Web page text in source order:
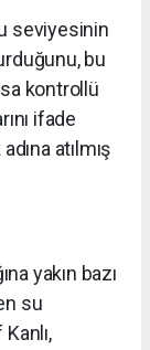
seviyesinin
bu
kontrollü
ifade
atılmış
yakın bazı
su